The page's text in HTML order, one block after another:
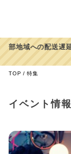
TOP 特集
イベント情報